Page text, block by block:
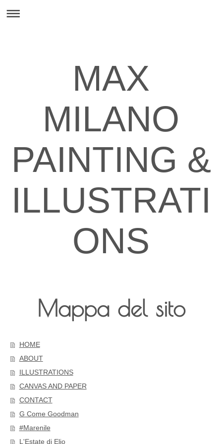
MAX
MILANO
PAINTING &
ILLUSTRATI
ONS
Mappa del sito
HOME
ABOUT
ILLUSTRATIONS
CANVAS AND PAPER
CONTACT
G Come Goodman
#Marenile
L'Estate di Elio